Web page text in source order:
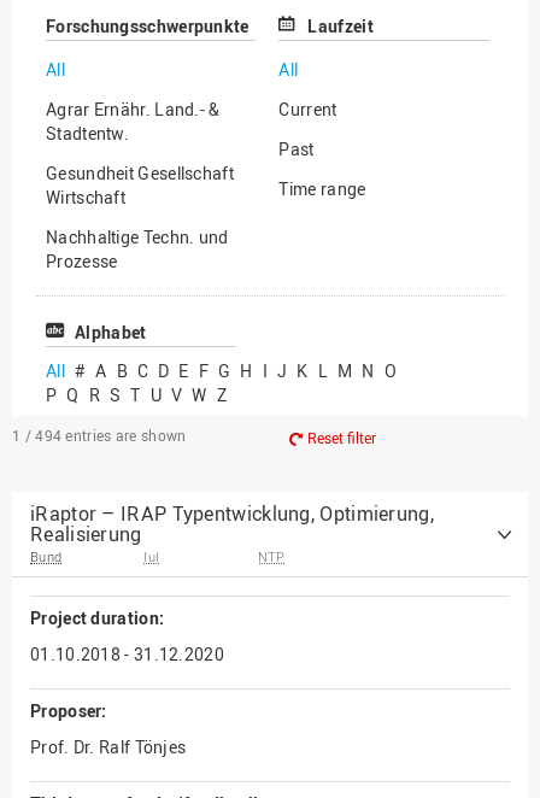
Sonstige
Forschungsschwerpunkte
All
Agrar Ernähr. Land.- &
Stadtentw.
Gesundheit Gesellschaft
Wirtschaft
Nachhaltige Techn. und
Prozesse
Vielfältiges Forschen
Laufzeit
All
Current
Past
Time range
Alphabet
All # A B C D E F G H I J K L M N O
P Q R S T U V W Z
1 / 494 entries are shown Reset filter
iRaptor – IRAP Typentwicklung, Optimierung,
Realisierung
Bund IuI NTP
Project duration:
01.10.2018 - 31.12.2020
Proposer:
Prof. Dr. Ralf Tönjes